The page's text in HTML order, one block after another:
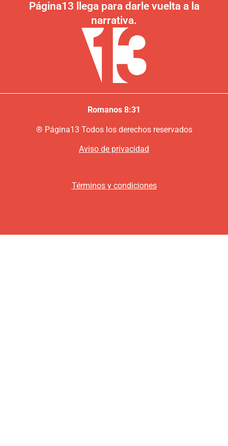
Página13 llega para darle vuelta a la
narrativa.
Romanos 8:31
® Página13 Todos los derechos reservados
Aviso de privacidad
Términos y condiciones